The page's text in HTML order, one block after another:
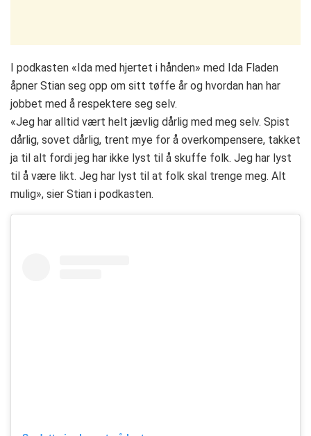
I podkasten «Ida med hjertet i hånden» med Ida Fladen
åpner Stian seg opp om sitt tøffe år og hvordan han har
jobbet med å respektere seg selv.
«Jeg har alltid vært helt jævlig dårlig med meg selv. Spist
dårlig, sovet dårlig, trent mye for å overkompensere, takket
ja til alt fordi jeg har ikke lyst til å skuffe folk. Jeg har lyst
til å være likt. Jeg har lyst til at folk skal trenge meg. Alt
mulig», sier Stian i podkasten.